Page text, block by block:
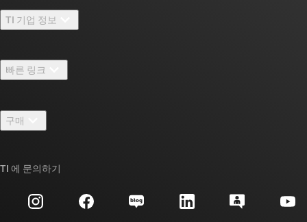
TI 기업 정보
채용
뉴스룸
이벤트
투자 관계
빠른 링크
TI E2E™ 설계 지원 포럼
대체품 검색
고객 지원 센터
구매
TI 에 문의하기